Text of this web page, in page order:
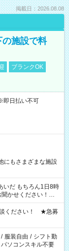
掲載日：2026.08.08
の施設で料
ブランクOK
日払い不可
もさまざまな施設
いだ もちろん1日8時
聞かせください！★
ご相談ください。
談ください！ ★急募
/ 服装自由 / シフト勤
パソコンスキル不要